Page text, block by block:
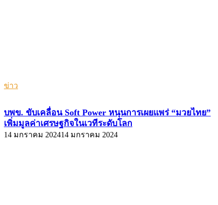
ข่าว
บพข. ขับเคลื่อน Soft Power หนุนการเผยแพร่ “มวยไทย”
เพิ่มมูลค่าเศรษฐกิจในเวทีระดับโลก
14 มกราคม 202414 มกราคม 2024